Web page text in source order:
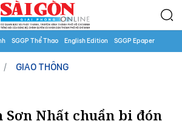
SGGP Thể Thao English Edition SGGP Epaper
GIAO THÔNG
Sơn Nhất chuẩn bị đón